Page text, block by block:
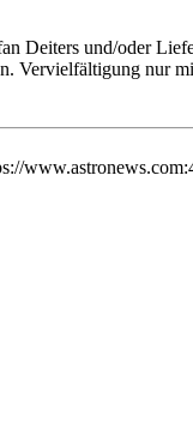
Deiters und/oder
Vervielfältigung nur